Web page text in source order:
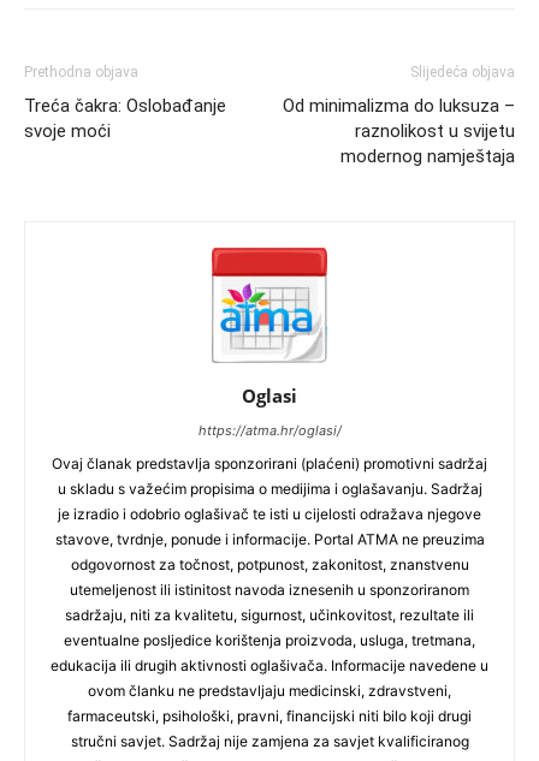
Prethodna objava
Treća čakra: Oslobađanje
svoje moći
Slijedeća objava
Od minimalizma do luksuza –
raznolikost u svijetu
modernog namještaja
Oglasi
https://atma.hr/oglasi/
Ovaj članak predstavlja sponzorirani (plaćeni) promotivni sadržaj
u skladu s važećim propisima o medijima i oglašavanju. Sadržaj
je izradio i odobrio oglašivač te isti u cijelosti odražava njegove
stavove, tvrdnje, ponude i informacije. Portal ATMA ne preuzima
odgovornost za točnost, potpunost, zakonitost, znanstvenu
utemeljenost ili istinitost navoda iznesenih u sponzoriranom
sadržaju, niti za kvalitetu, sigurnost, učinkovitost, rezultate ili
eventualne posljedice korištenja proizvoda, usluga, tretmana,
edukacija ili drugih aktivnosti oglašivača. Informacije navedene u
ovom članku ne predstavljaju medicinski, zdravstveni,
farmaceutski, psihološki, pravni, financijski niti bilo koji drugi
stručni savjet. Sadržaj nije zamjena za savjet kvalificiranog